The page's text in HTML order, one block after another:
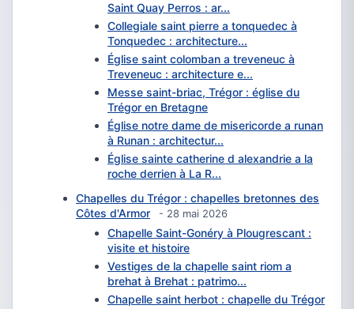
Saint Quay Perros : ar...
Collegiale saint pierre a tonquedec à
Tonquedec : architecture...
Église saint colomban a treveneuc à
Treveneuc : architecture e...
Messe saint-briac, Trégor : église du
Trégor en Bretagne
Église notre dame de misericorde a runan
à Runan : architectur...
Église sainte catherine d alexandrie a la
roche derrien à La R...
Chapelles du Trégor : chapelles bretonnes des
Côtes d'Armor
- 28 mai 2026
Chapelle Saint-Gonéry à Plougrescant :
visite et histoire
Vestiges de la chapelle saint riom a
brehat à Brehat : patrimo...
Chapelle saint herbot : chapelle du Trégor